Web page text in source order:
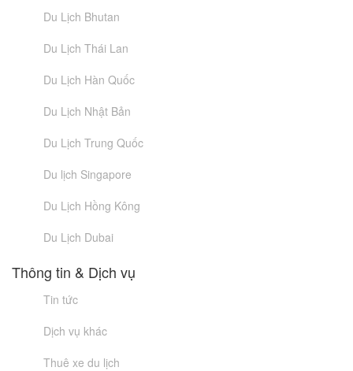
Du Lịch Bhutan
Du Lịch Thái Lan
Du Lịch Hàn Quốc
Du Lịch Nhật Bản
Du Lịch Trung Quốc
Du lịch Singapore
Du Lịch Hồng Kông
Du Lịch Dubai
Thông tin & Dịch vụ
Tin tức
Dịch vụ khác
Thuê xe du lịch